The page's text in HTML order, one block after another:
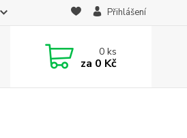
Přihlášení
0ks
za 0 Kč